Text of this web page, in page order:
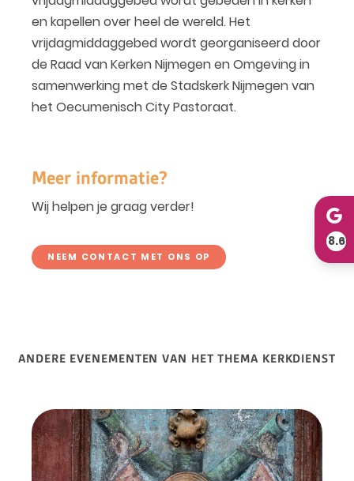
en kapellen over heel de wereld. Het
vrijdagmiddaggebed wordt georganiseerd door
de Raad van Kerken Nijmegen en Omgeving in
samenwerking met de Stadskerk Nijmegen van
het Oecumenisch City Pastoraat.
Meer informatie?
Wij helpen je graag verder!
NEEM CONTACT MET ONS OP
ANDERE EVENEMENTEN VAN HET THEMA KERKDIENST
8.6